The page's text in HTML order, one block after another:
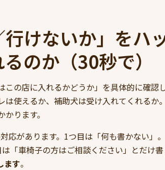
けないか」をハ
のか（30秒で）
の店に入れるかどうか」を具体的に確認し
使えるか、補助犬は受け入れてくれるか
ります。
応があります。1つ目は「何も書かない」
「車椅子の方はご相談ください」とだけ書
ます。